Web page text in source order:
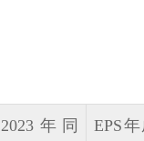
2023年同
EPS